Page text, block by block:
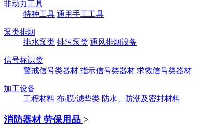
非动力工具
特种工具 通用手工工具
泵类排烟
排水泵类 排污泵类 通风排烟设备
信号标识类
警戒信号类器材 指示信号类器材 求救信号类器材
加工设备
工程材料 布/膜/滤垫类 防水、防潮及密封材料
消防器材 劳保用品 >